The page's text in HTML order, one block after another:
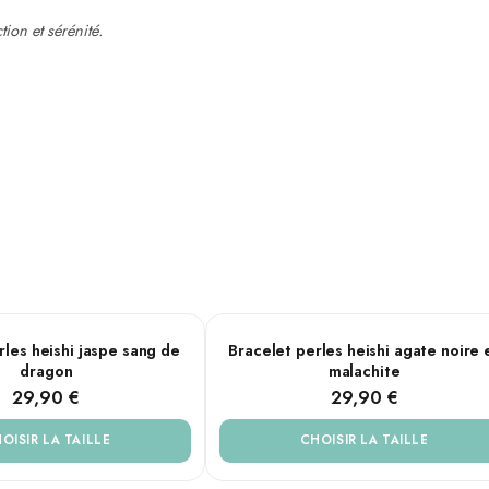
et sérénité.
à travers les cultures. Associée à la communication et à la confiance,
moments de doute. Sa teinte verte, légèrement voilée, évoque l'eau
heishi jaspe sang de
dragon
29,90 €
LA TAILLE
PLUSIEURS TAILLES
Bracelet perles heishi agate noire
malachite
29,90 €
CHOISIR LA TAILLE